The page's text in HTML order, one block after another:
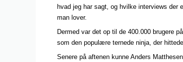
hvad jeg har sagt, og hvilke interviews der
man lover.
Dermed var det op til de 400.000 brugere
som den populære ternede ninja, der
Senere på aftenen kunne Anders